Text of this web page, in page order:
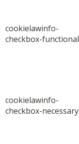
cookielawinfo-
checkbox-functional
cookielawinfo-
checkbox-necessary